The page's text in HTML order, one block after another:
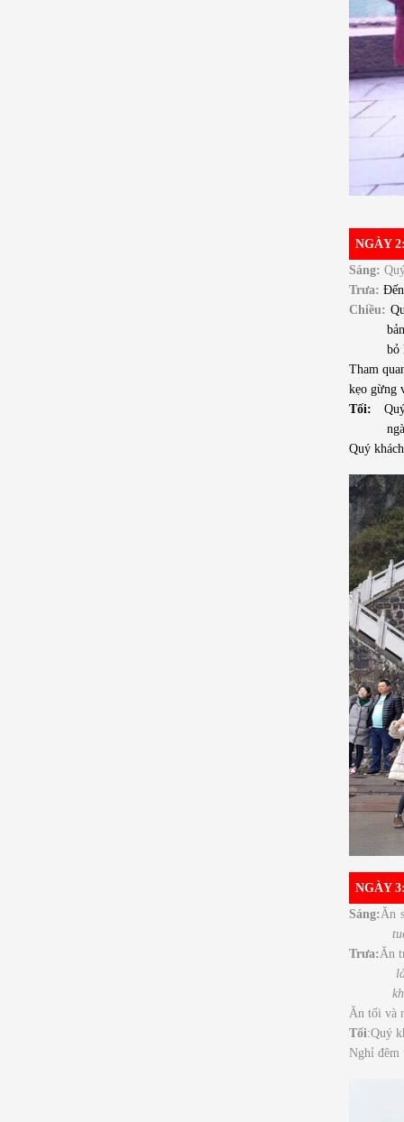
NGÀY
Sáng:
Trưa:
Chiều:
bỏ
Tham
kẹo gừng
Tối: Quý
Quý
NGÀY
Sáng: Ăn
Trưa: Ăn
Ăn tối và
Tối:Quý
Nghỉ đêm